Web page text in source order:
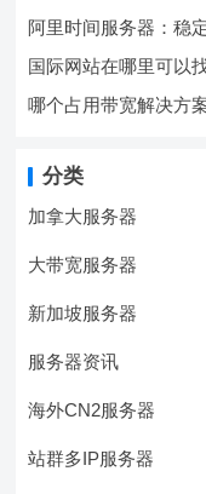
阿里时间服务器：稳
国际网站在哪里可以
哪个占用带宽解决方
分类
加拿大服务器
大带宽服务器
新加坡服务器
服务器资讯
海外CN2服务器
站群多IP服务器